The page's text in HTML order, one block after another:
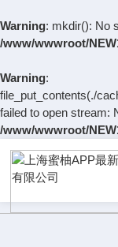
Warning: mkdir(): No
/www/wwwroot/
Warning:
file_put_contents(./
failed to open stream:
/www/wwwroot/